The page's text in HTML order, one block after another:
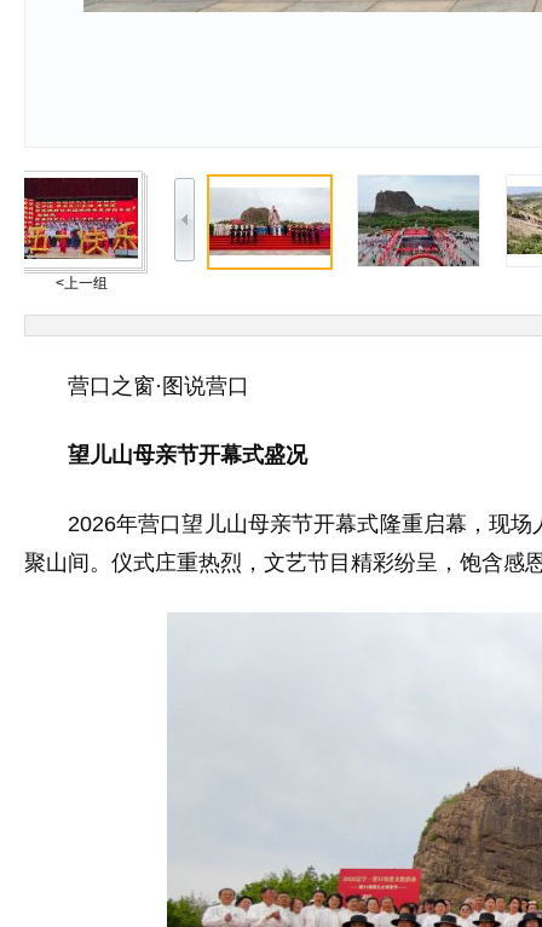
<上一组
营口之窗·图说营口
望儿山母亲节开幕式盛况
2026年营口望儿山母亲节开幕式隆重启幕，现
聚山间。仪式庄重热烈，文艺节目精彩纷呈，饱含感